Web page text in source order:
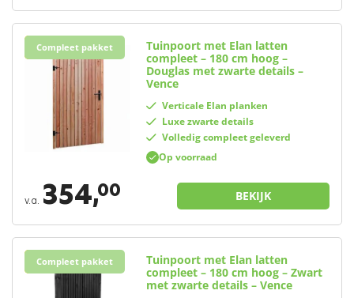
Elan
Compleet pakket
Op voorraad
Tuinpoort met Elan latten
compleet – 180 cm hoog –
Douglas met zwarte details –
Vence
Verticale Elan planken
Luxe zwarte details
Volledig compleet geleverd
v.a. 354,00 BEKIJK
Elan
Compleet pakket
Tuinpoort met Elan latten
compleet – 180 cm hoog – Zwart
met zwarte details – Vence